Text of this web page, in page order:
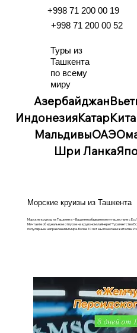
+998 71 200 00 19
+998 71 200 00 52
Туры из
Ташкента
по всему
миру
Азербайджан
ИндонезияКатар
МальдивыОАЭ
Шри Ланка
Морские круизы из Ташкента
Морские круизы из Ташкента – Ваше незабываемое путешествие с
Мечтаете об идеальном отпуске на круизном лайнере? Турагентство
популярным направлениям мира. Более 10 лет мы помогаем жителям